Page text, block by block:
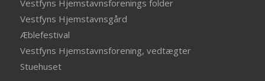
Vestfyns Hjemstavnsforenings folder
Vestfyns Hjemstavnsgård
Æblefestival
Vestfyns Hjemstavnsforening, vedtægter
Stuehuset